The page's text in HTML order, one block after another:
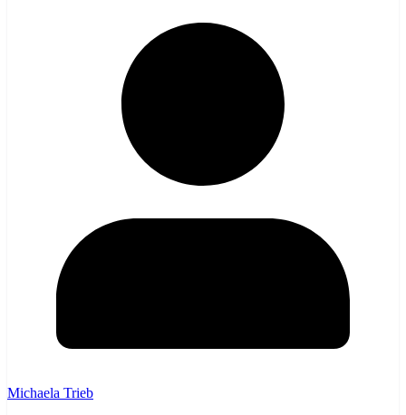
Michaela Trieb